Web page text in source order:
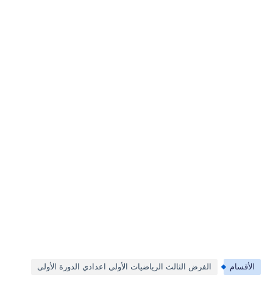
الأقسام الفرض الثالث الرياضيات الأولى اعدادي الدورة الأولى